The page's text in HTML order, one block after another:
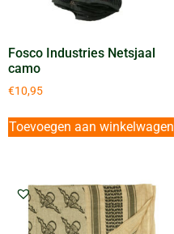
Fosco Industries Netsjaal
camo
€10,95
Toevoegen aan winkelwagen